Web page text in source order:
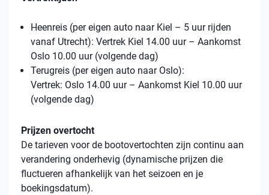
Heenreis (per eigen auto naar Kiel – 5 uur rijden
vanaf Utrecht): Vertrek Kiel 14.00 uur – Aankomst
Oslo 10.00 uur (volgende dag)
Terugreis (per eigen auto naar Oslo):
Vertrek: Oslo 14.00 uur – Aankomst Kiel 10.00 uur
(volgende dag)
Prijzen overtocht
De tarieven voor de bootovertochten zijn continu aan
verandering onderhevig (dynamische prijzen die
fluctueren afhankelijk van het seizoen en je
boekingsdatum).